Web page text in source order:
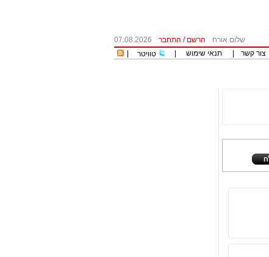
שלום אורח הרשם / התחבר
07.08.2026
צור קשר תנאי שימוש טוויטר